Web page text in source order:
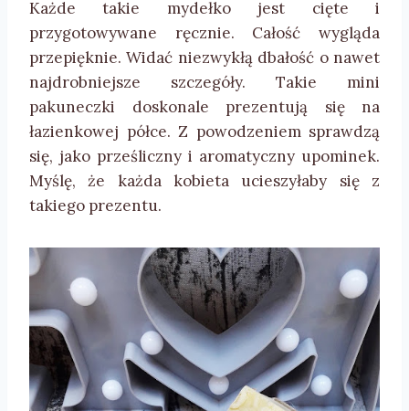
Każde takie mydełko jest cięte i
przygotowywane ręcznie. Całość wygląda
przepięknie. Widać niezwykłą dbałość o nawet
najdrobniejsze szczegóły. Takie mini
pakuneczki doskonale prezentują się na
łazienkowej półce. Z powodzeniem sprawdzą
się, jako prześliczny i aromatyczny upominek.
Myślę, że każda kobieta ucieszyłaby się z
takiego prezentu.